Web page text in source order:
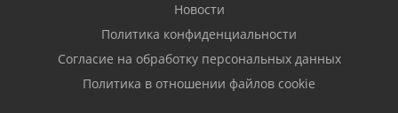
Новости
Политика конфиденциальности
Согласие на обработку персональных данных
Политика в отношении файлов cookie